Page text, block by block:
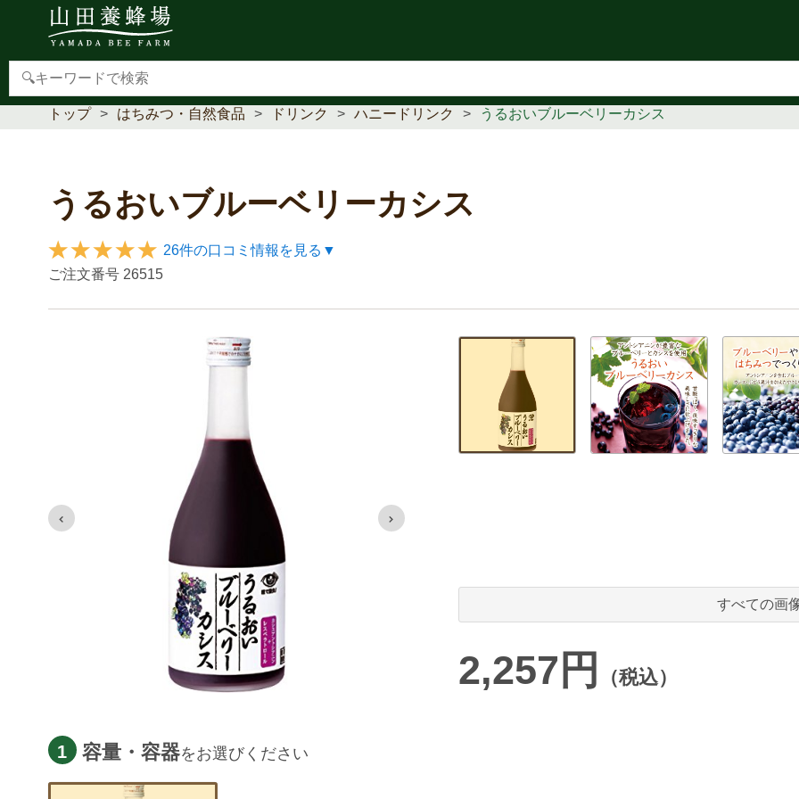
【重要】本人認証サービス(3Dセキュア2.0)導入のお知らせ
トップ はちみつ・自然食品 ドリンク ハニードリンク うるおいブルーベリーカシス
うるおいブルーベリーカシス
26件の口コミ情報を見る▼
ご注文番号 26515
すべての画
2,257円 （税込）
1 容量・容器をお選びください